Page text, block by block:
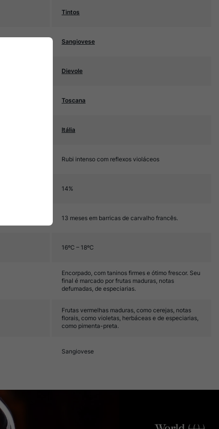
Tintos
Sangiovese
Dievole
Toscana
Itália
Rubi intenso com reflexos violáceos
14%
13 meses em barricas de carvalho francês.
16ºC – 18ºC
Encorpado, com taninos firmes e ótimo frescor. Seu
final é marcado por frutas maduras, notas
defumadas, de especiarias.
Frutas vermelhas maduras, como cerejas, notas
florais, como violetas, herbáceas e de especiarias,
como pimenta-preta.
Sangiovese